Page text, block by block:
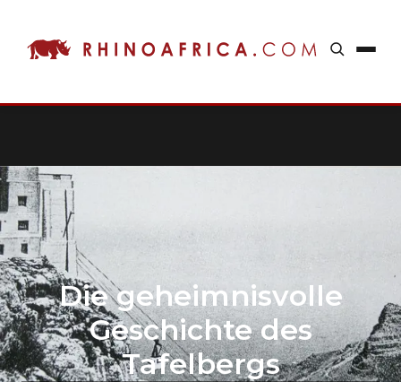
Die geheimnisvolle
Geschichte des
Tafelbergs